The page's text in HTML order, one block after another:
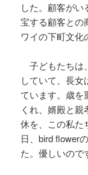
した。顧客が
宝する顧客との
ワイの下町文化
子どもたちは
していて、長
ています。歳を
くれ、婿殿と
休を、この私た
日、bird flower
た。優しいので